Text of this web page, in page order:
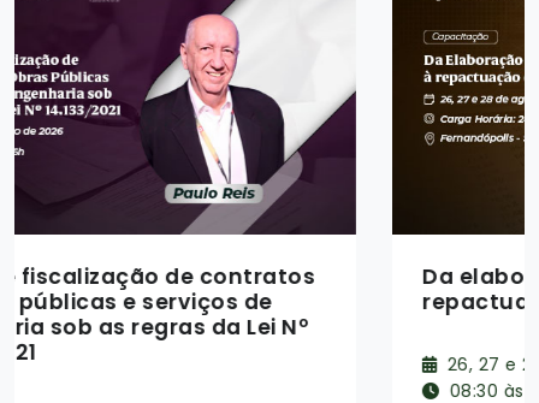
Da elaboração do orçamento à
repactuação contratual